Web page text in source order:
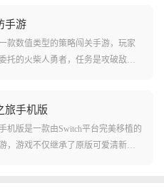
闯关失败。
装、装饰等互动，孩子能自然而然
物的制作过程，并建立起对食物的
手游
款数值类型的策略闯关手游，玩家
托的火柴人勇者，任务是攻破敌军
鱼吃小鱼一样，精准计算每一次进
数字的游戏中存活下去。
旅手机版
机版是一款由Switch平台完美移植的
，游戏不仅继承了原版可爱清新的